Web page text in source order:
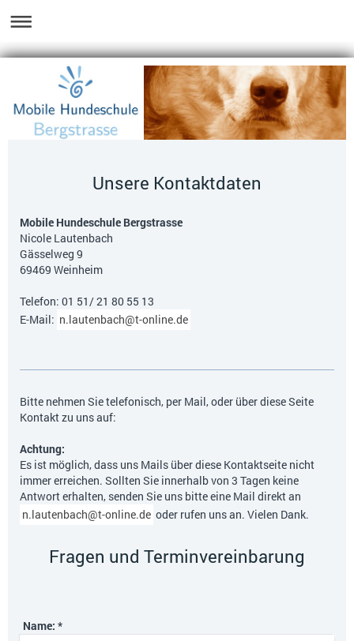
Unsere Kontaktdaten
Mobile Hundeschule Bergstrasse
Nicole Lautenbach
Gässelweg 9
69469 Weinheim
Telefon: 01 51/ 21 80 55 13
E-Mail: n.lautenbach@t-online.de
Bitte nehmen Sie telefonisch, per Mail, oder über diese Seite
Kontakt zu uns auf:
Achtung:
Es ist möglich, dass uns Mails über diese Kontaktseite nicht
immer erreichen. Sollten Sie innerhalb von 3 Tagen keine
Antwort erhalten, senden Sie uns bitte eine Mail direkt an
n.lautenbach@t-online.de oder rufen uns an. Vielen Dank.
Fragen und Terminvereinbarung
Name: *